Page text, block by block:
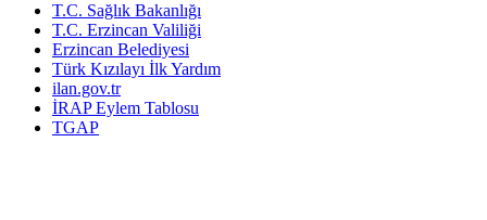
T.C. Sağlık Bakanlığı
T.C. Erzincan Valiliği
Erzincan Belediyesi
Türk Kızılayı İlk Yardım
ilan.gov.tr
İRAP Eylem Tablosu
TGAP